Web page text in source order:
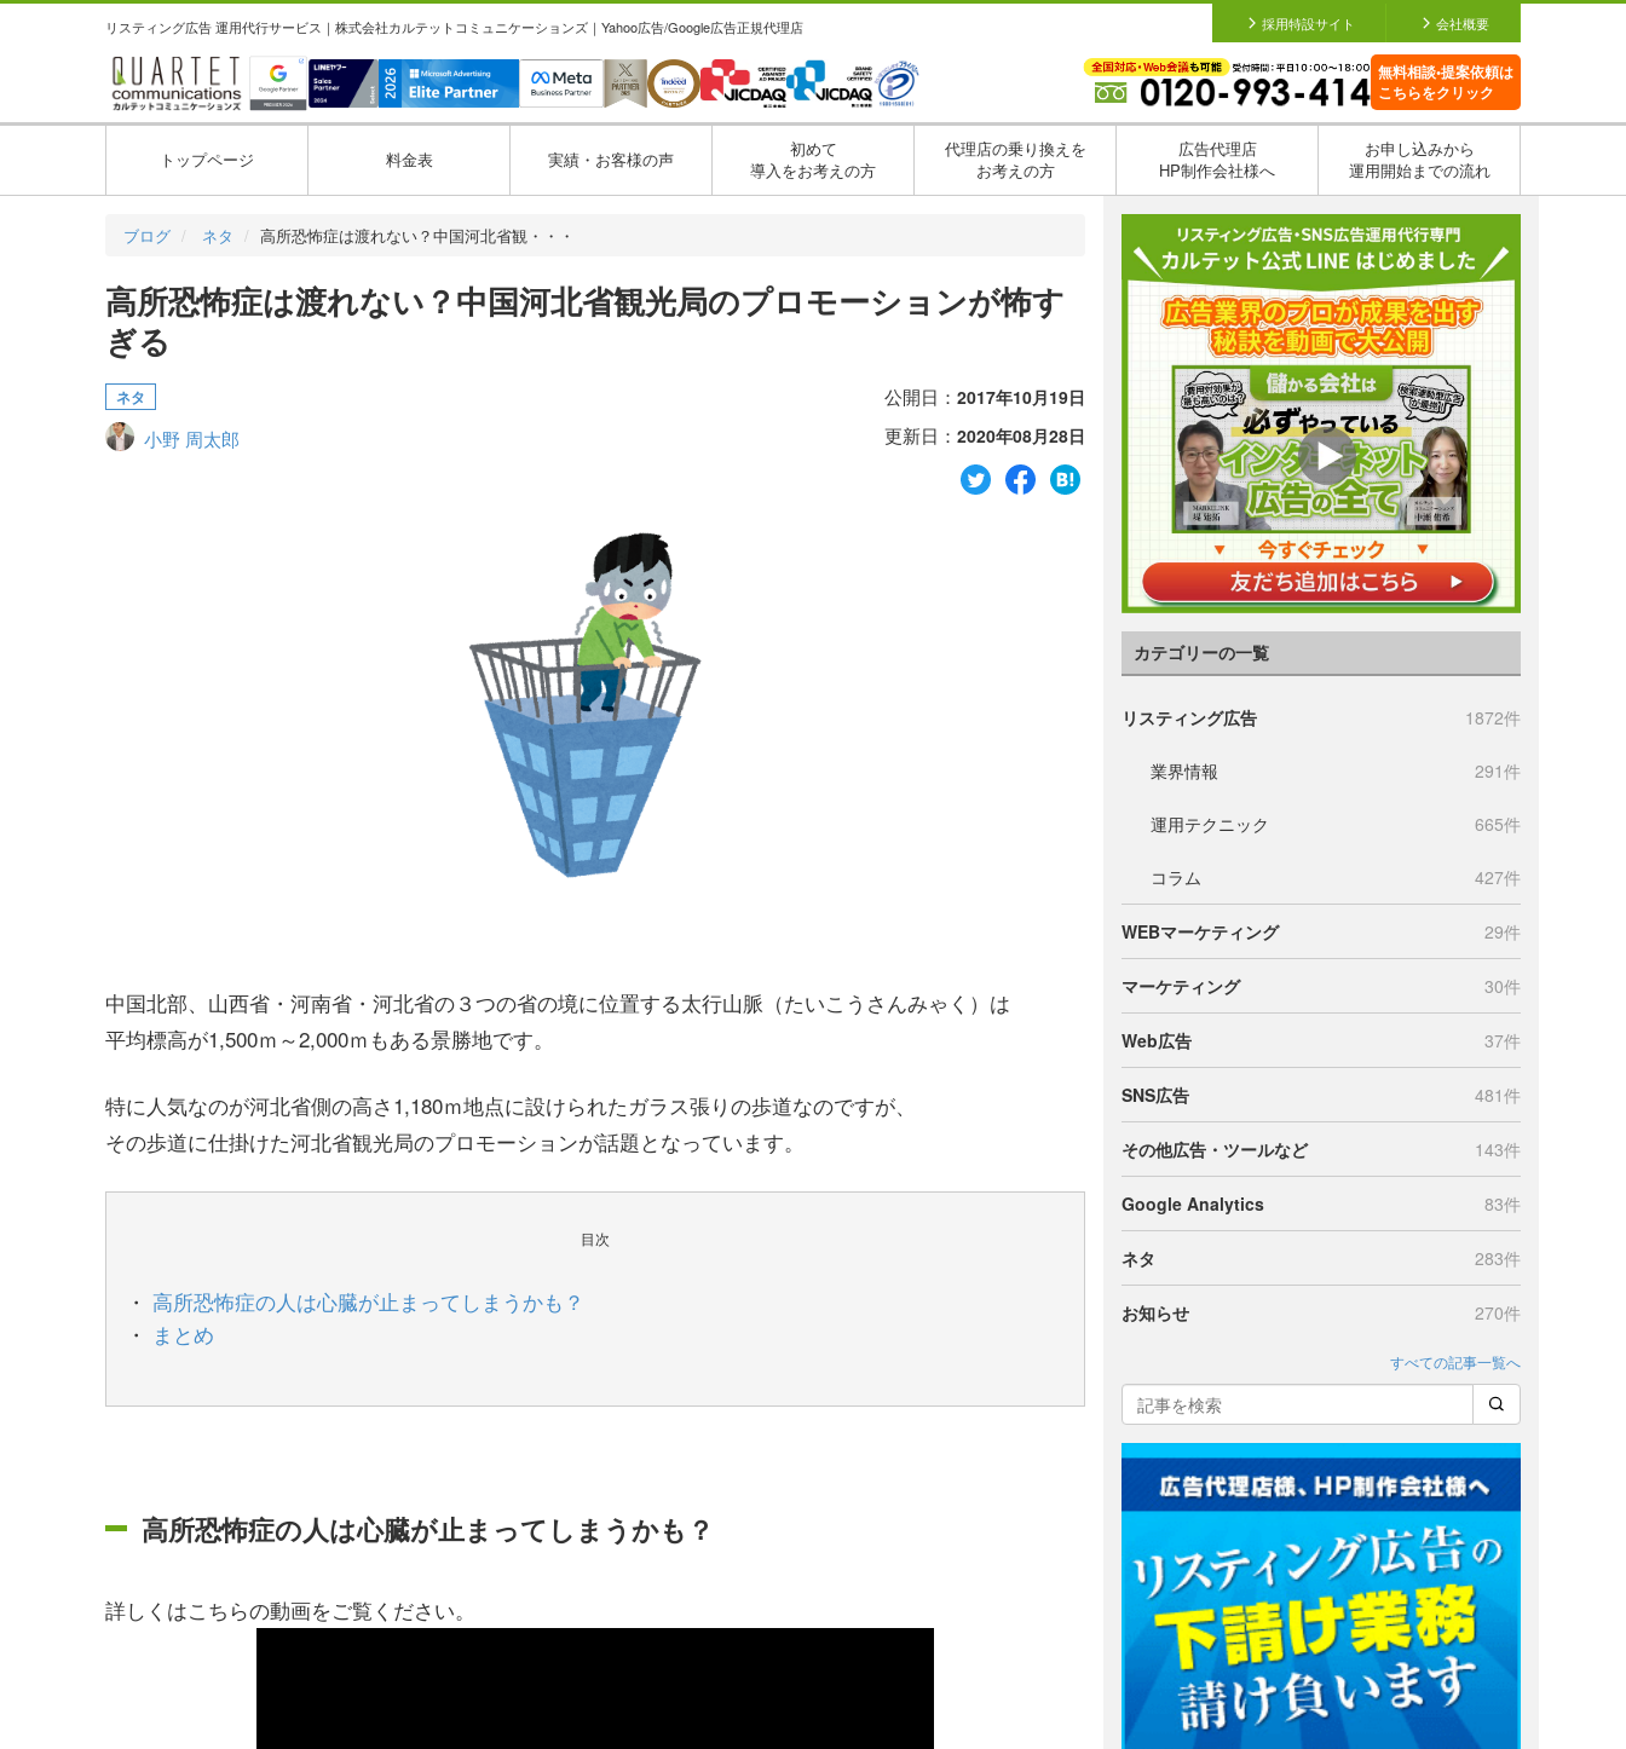
リスティング広告 運用代行サービス｜株式会社カルテットコミュニケーションズ｜Yahoo広告/Google広告正規代理店 採用特設サイト 会社概要
無料相談•提案依頼は
こちらをクリック
トップページ 料金表 実績・お客様の声
初めて
導入をお考えの方
代理店の乗り換えを
お考えの方
広告代理店
HP制作会社様へ
お申し込みから
運用開始までの流れ
ブログ ネタ 高所恐怖症は渡れない？中国河北省観・・・
高所恐怖症は渡れない？中国河北省観光局のプロモーションが怖す
ぎる
ネタ
小野 周太郎
公開日： 2017年10月19日
更新日： 2020年08月28日
中国北部、山西省・河南省・河北省の３つの省の境に位置する太行山脈（たいこうさんみゃく）は
平均標高が1,500ｍ～2,000ｍもある景勝地です。
特に人気なのが河北省側の高さ1,180ｍ地点に設けられたガラス張りの歩道なのですが、
その歩道に仕掛けた河北省観光局のプロモーションが話題となっています。
目次
高所恐怖症の人は心臓が止まってしまうかも？
まとめ
高所恐怖症の人は心臓が止まってしまうかも？
詳しくはこちらの動画をご覧ください。
カテゴリーの一覧
リスティング広告 1872件
業界情報 291件
運用テクニック 665件
コラム 427件
WEBマーケティング 29件
マーケティング 30件
Web広告 37件
SNS広告 481件
その他広告・ツールなど 143件
Google Analytics 83件
ネタ 283件
お知らせ 270件
すべての記事一覧へ